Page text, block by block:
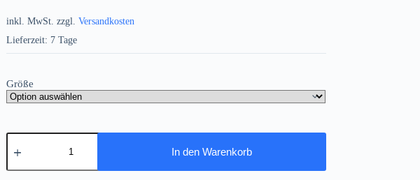
inkl. MwSt. zzgl.Versandkosten
Lieferzeit: 7 Tage
Größe
Cyber
Mechanics,
Art,
In den Warenkorb